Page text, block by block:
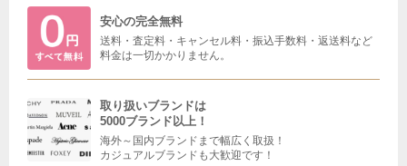
安心の完全無料
送料・査定料・キャンセル料・振込手数料・返送料など
料金は一切かかりません。
取り扱いブランドは
5000ブランド以上！
海外～国内ブランドまで幅広く取扱！
カジュアルブランドも大歓迎です！